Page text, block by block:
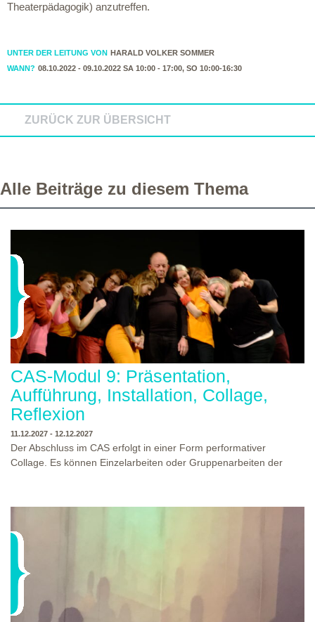
Theaterpädagogik) anzutreffen.
UNTER DER LEITUNG VON
HARALD VOLKER SOMMER
WANN? 08.10.2022 - 09.10.2022 SA 10:00 - 17:00, SO 10:00-16:30
ZURÜCK ZUR ÜBERSICHT
Alle Beiträge zu diesem Thema
CAS-Modul 9: Präsentation,
Aufführung, Installation, Collage,
Reflexion
11.12.2027 - 12.12.2027
Der Abschluss im CAS erfolgt in einer Form performativer
Collage. Es können Einzelarbeiten oder Gruppenarbeiten der
Ausbildungsprogramm zu erleben. Die Studierenden des
oder Präsentation. Wir freuen uns über Begegnungen und
Gespräche an der performativen Collage.
WO?